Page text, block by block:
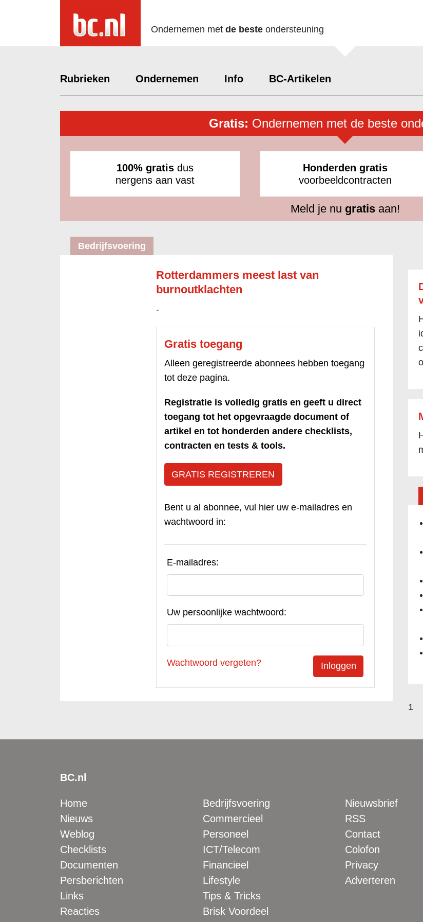
Ondernemen met de beste ondersteuning
Rubrieken Ondernemen Info BC-Artikelen
Gratis: Ondernemen met de beste
100% gratis dus
nergens aan vast
Honderden gratis
voorbeeldcontracten
Meld je nu gratisaan!
Bedrijfsvoering
Rotterdammers meest last van
burnoutklachten
-
Gratis toegang
Alleen geregistreerde abonnees hebben toegang
tot deze pagina.
Registratie is volledig gratis en geeft u direct
toegang tot het opgevraagde document of
artikel en tot honderden andere checklists,
contracten en tests & tools.
GRATIS REGISTREREN
Bent u al abonnee, vul hier uw e-mailadres en
wachtwoord in:
E-mailadres:
Uw persoonlijke wachtwoord:
Wachtwoord vergeten?
1
BC.nl
Home
Nieuws
Weblog
Checklists
Documenten
Persberichten
Links
Reacties
Bedrijfsvoering
Commercieel
Personeel
ICT/Telecom
Financieel
Lifestyle
Tips & Tricks
Brisk Voordeel
Nieuwsbrief
RSS
Contact
Colofon
Privacy
Adverteren